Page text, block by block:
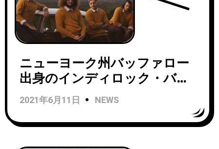
ニューヨーク州バッファロー
出身のインディロック・バン
ドThe Burkhartsがニュー
EP『Who Are The
Burkharts?』をリリース！
2021年6月11日 NEWS